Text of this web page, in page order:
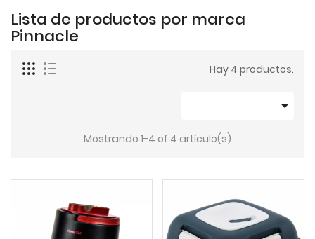
Lista de productos por marca
Pinnacle
Hay 4 productos.

Mostrando 1-4 of 4 artículo(s)